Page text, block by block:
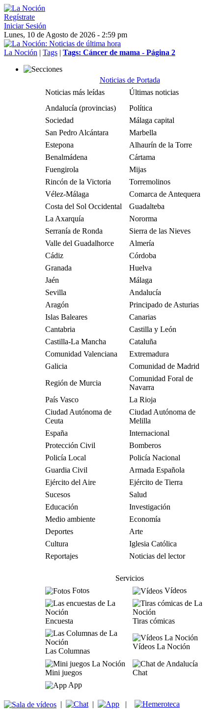
Regístrate
Iniciar Sesión
Lunes, 10 de Agosto de 2026 - 2:59 pm
La Noción | Tags | Tags: Cáncer de mama - Página 2
Noticias de Portada
Noticias más leídas
Últimas noticias
Andalucía (provincias)
Política
Sociedad
Málaga capital
San Pedro Alcántara
Marbella
Estepona
Alhaurín de la Torre
Benalmádena
Cártama
Fuengirola
Mijas
Rincón de la Victoria
Torremolinos
Vélez-Málaga
Comarca de Antequera
Costa del Sol Occidental
Guadalteba
La Axarquía
Nororma
Serranía de Ronda
Sierra de las Nieves
Valle del Guadalhorce
Almería
Cádiz
Córdoba
Granada
Huelva
Jaén
Málaga
Sevilla
Andalucía
Aragón
Principado de Asturias
Islas Baleares
Canarias
Cantabria
Castilla y León
Castilla-La Mancha
Cataluña
Comunidad Valenciana
Extremadura
Galicia
Comunidad de Madrid
Región de Murcia
Comunidad Foral de
Navarra
País Vasco
La Rioja
Ciudad Autónoma de
Ceuta
Ciudad Autónoma de
Melilla
España
Internacional
Protección Civil
Bomberos
Policía Local
Policía Nacional
Guardia Civil
Armada Española
Ejército del Aire
Ejército de Tierra
Sucesos
Salud
Educación
Investigación
Medio ambiente
Economía
Deportes
Arte
Cultura
Iglesia Católica
Reportajes
Noticias del lector
Servicios
Fotos
Vídeos
Encuesta Tiras cómicas
Las Columnas
Vídeos La Noción
Mini juegos
Chat
App
| | |